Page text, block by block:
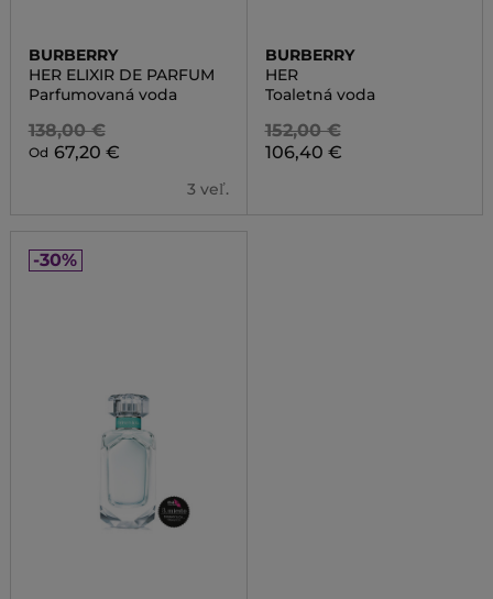
BURBERRY
HER ELIXIR DE PARFUM
Parfumovaná voda
138,00 €
Od 67,20 €
3 veľ.
BURBERRY
HER
Toaletná voda
152,00 €
106,40 €
-30%